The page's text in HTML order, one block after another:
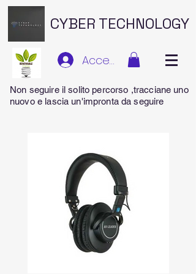
CYBER TECHNOLOGY
Accedi
Non seguire il solito percorso ,tracciane uno
nuovo e lascia un'impronta da seguire